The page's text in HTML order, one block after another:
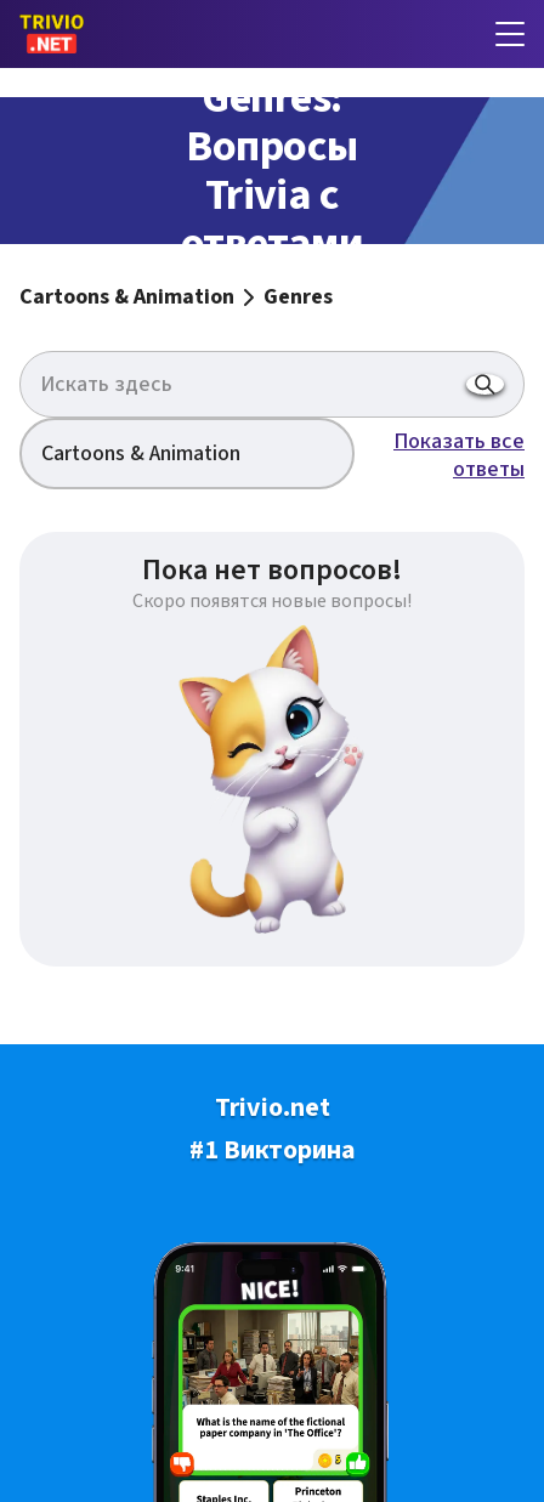
Genres:
Вопросы
Trivia с
ответами
Cartoons & Animation Genres
Cartoons & Animation
Показать все
ответы
Пока нет вопросов!
Скоро появятся новые вопросы!
Trivio.net
#1 Викторина